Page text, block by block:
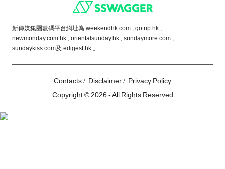
新傳媒集團數碼平台網址為 weekendhk.com , gotrip.hk ,
newmonday.com.hk , orientalsunday.hk , sundaymore.com ,
sundaykiss.com及 edigest.hk 。
Contacts/ Disclaimer/ Privacy Policy
Copyright © 2026 - All Rights Reserved